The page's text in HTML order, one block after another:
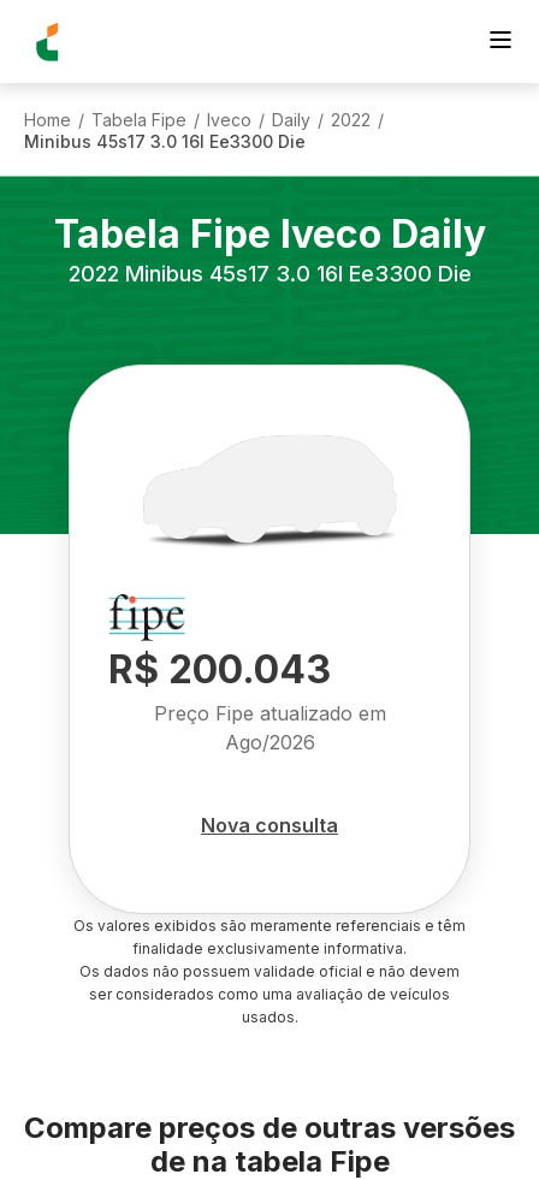
Home / Tabela Fipe / Iveco / Daily / 2022 /
Minibus 45s17 3.0 16l Ee3300 Die
Tabela Fipe Iveco Daily
2022 Minibus 45s17 3.0 16l Ee3300 Die
R$ 200.043
Preço Fipe atualizado em
Ago/2026
Nova consulta
Os valores exibidos são meramente referenciais e têm
finalidade exclusivamente informativa.
Os dados não possuem validade oficial e não devem
ser considerados como uma avaliação de veículos
usados.
Compare preços de outras versões
de na tabela Fipe